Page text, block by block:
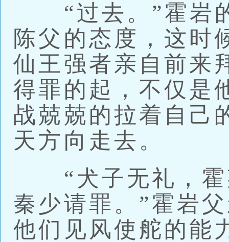
“过去。”霍岩
陈父的态度，这时
仙王强者亲自前来
得罪的起，不仅是
战兢兢的拉着自己
天方向走去。
“犬子无礼，霍
秦少请罪。”霍岩
他们见风使舵的能